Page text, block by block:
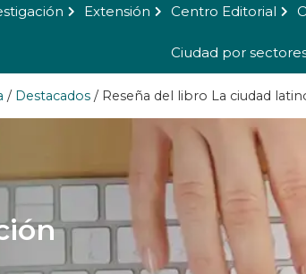
Extensión Centro Editorial
Ciudad por
/ Destacados / Reseña del libro La ciudad